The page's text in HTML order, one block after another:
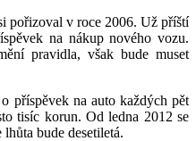
pořizoval v roce 2006. Už příští
na nákup nového vozu.
pravidla, však bude muset
příspěvek na auto každých pět
tisíc korun. Od ledna 2012 se
bude desetiletá.